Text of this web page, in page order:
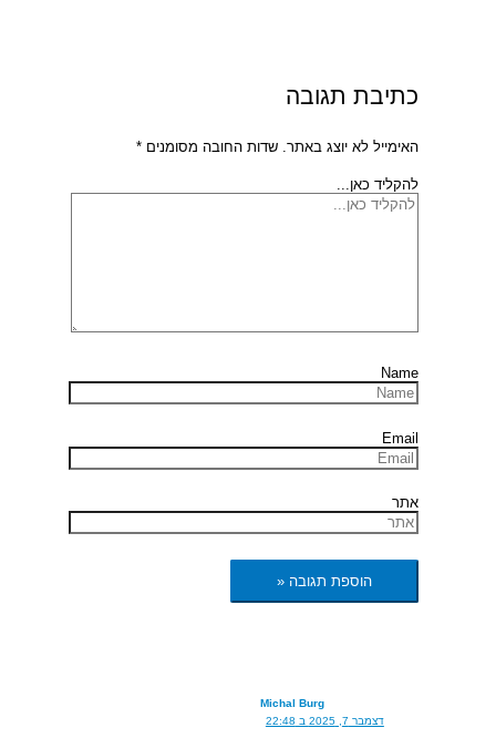
כתיבת תגובה
האימייל לא יוצג באתר. שדות החובה מסומנים *
להקליד כאן...
Name
Email
אתר
Michal Burg
דצמבר 7, 2025 ב 22:48